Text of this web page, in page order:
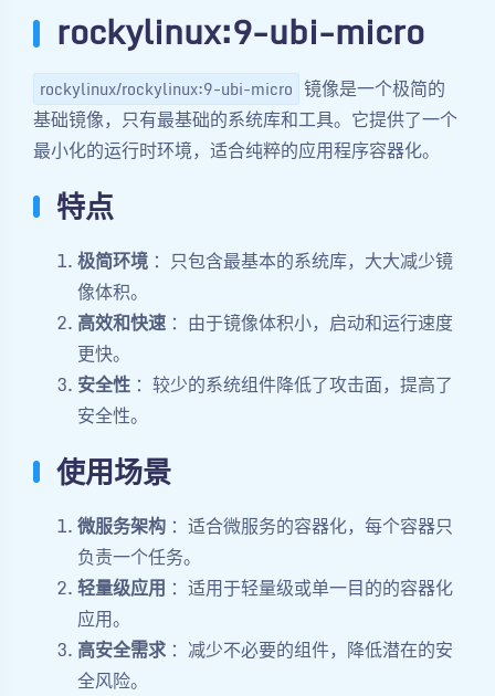
rockylinux:9-ubi-micro
rockylinux/rockylinux:9-ubi-micro 镜像是一个极简的
基础镜像，只有最基础的系统库和工具。它提供了一个
最小化的运行时环境，适合纯粹的应用程序容器化。
特点
极简环境 ：只包含最基本的系统库，大大减少镜
像体积。
高效和快速 ：由于镜像体积小，启动和运行速度
更快。
安全性 ：较少的系统组件降低了攻击面，提高了
安全性。
使用场景
微服务架构 ：适合微服务的容器化，每个容器只
负责一个任务。
轻量级应用 ：适用于轻量级或单一目的的容器化
应用。
高安全需求 ：减少不必要的组件，降低潜在的安
全风险。